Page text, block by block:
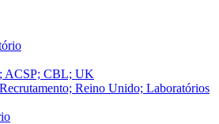
ACSP; CBL; UK
Reino Unido; Laboratórios